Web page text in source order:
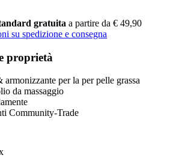
gratuita a partire da € 49,90
su spedizione e consegna
proprietà
armonizzante per la per pelle grassa
da massaggio
Community-Trade